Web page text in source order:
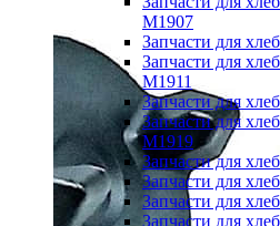
M1907
Запчасти для
Запчасти для
M1911
Запчасти для
Запчасти для
M1919
Запчасти для
Запчасти для
Запчасти для
Запчасти для